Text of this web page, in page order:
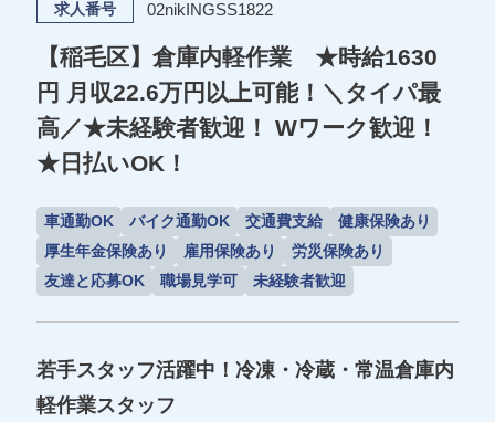
求人番号 02nikINGSS1822
【稲毛区】倉庫内軽作業 ★時給1630
円 月収22.6万円以上可能！＼タイパ最
高／★未経験者歓迎！ Wワーク歓迎！
★日払いOK！
車通勤OK バイク通勤OK 交通費支給
健康保険あり
厚生年金保険あり
雇用保険あり
労災保険あり
友達と応募OK
職場見学可 未経験者歓迎
若手スタッフ活躍中！冷凍・冷蔵・常温倉庫内
軽作業スタッフ